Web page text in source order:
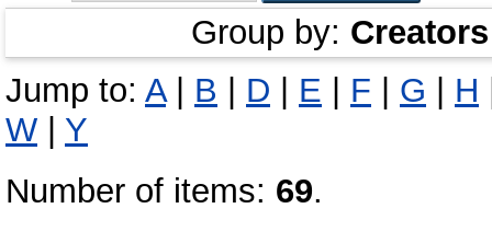
Group by: Creators
Jump to: A| B D E F G H
W
Y
Number of items: 69.